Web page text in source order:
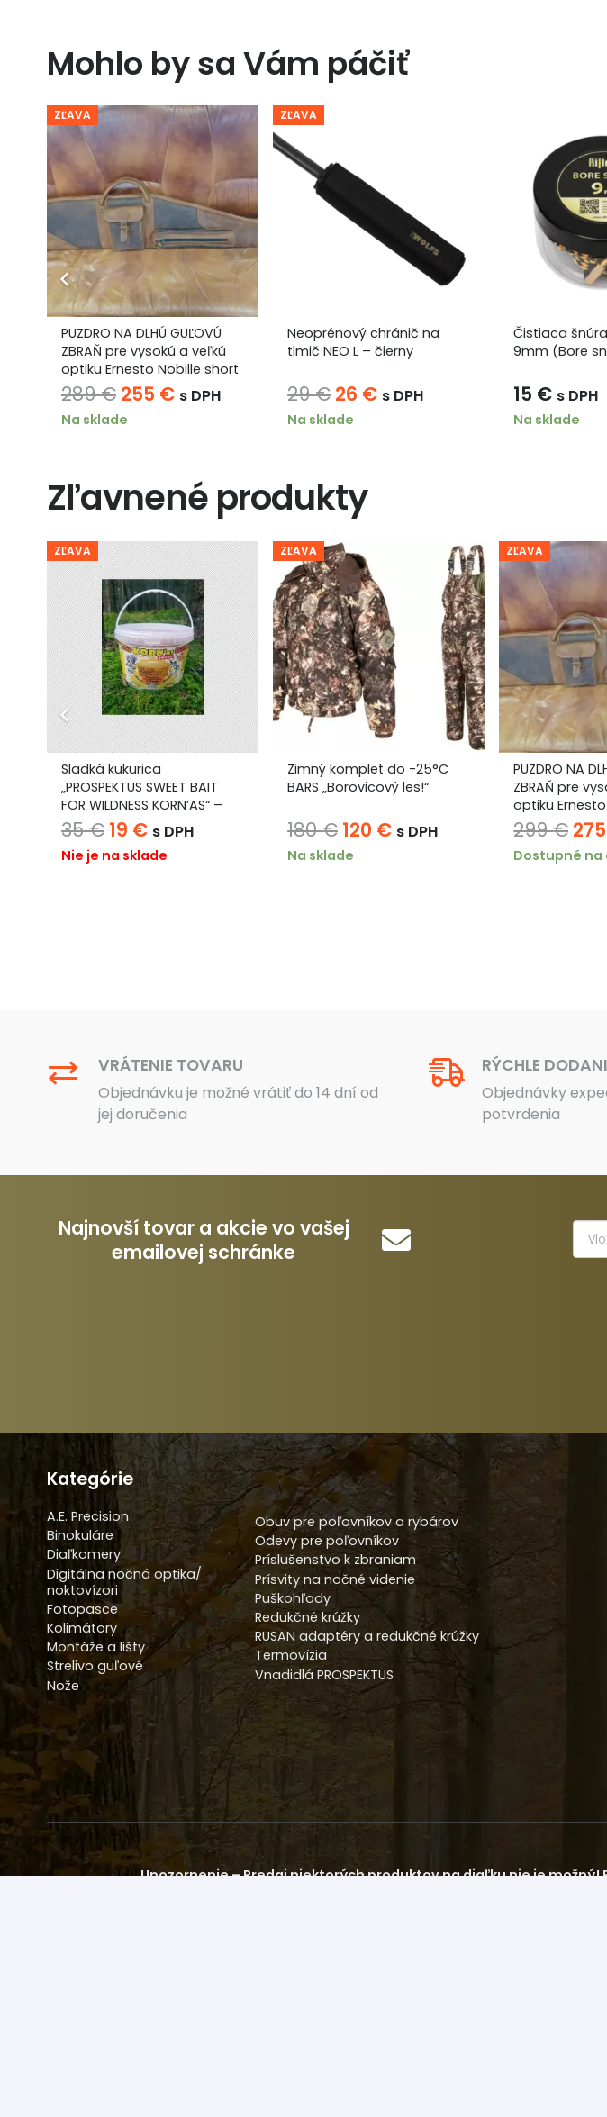
Mohlo by sa Vám páčiť
ZĽAVA
PUZDRO NA DLHÚ GUĽOVÚ
ZBRAŇ pre vysokú a veľkú
optiku Ernesto Nobille short
120 cm
289€ Pôvodná
cena
255 €Aktuálna
s DPH
Na sklade
ZĽAVA
Neoprénový chránič na
tlmič NEO L – čierny
29€ Pôvodná
cena
26 €Aktuálna
s DPH
Na sklade
Čistiaca
9mm (Bore
15 € s DPH
Na sklade
Zľavnené produkty
ZĽAVA
Sladká kukurica
„PROSPEKTUS SWEET BAIT
FOR WILDNESS KORN’AS“ –
vnadilo s vitamínmi pre zver
35€ Pôvodná
cena
19 €Aktuálna
cena
s DPH
Nie je na sklade
ZĽAVA
Zimný komplet do -25°C
BARS „Borovicový les!“
180€ Pôvodná
cena
120 €Aktuálna
s DPH
Na sklade
ZĽAVA
PUZDRO NA
ZBRAŇ pre
optiku
299€ 275
Dostupné
VRÁTENIE TOVARU
Objednávku je možné vrátiť do 14 dní od
jej doručenia
RÝCHLE
Objednávky
potvrdenia
Najnovší tovar a akcie vo vašej
emailovej schránke
Kategórie
A.E. Precision
Binokuláre
Diaľkomery
Digitálna nočná optika/
noktovízori
Fotopasce
Kolimátory
Montáže a lišty
Strelivo guľové
Nože
Obuv pre poľovníkov a rybárov
Odevy pre poľovníkov
Príslušenstvo k zbraniam
Prísvity na nočné videnie
Puškohľady
Redukčné krúžky
RUSAN adaptéry a redukčné krúžky
Termovízia
Vnadidlá PROSPEKTUS
Upozornenie – Predaj niektorých produktov na diaľku nie je